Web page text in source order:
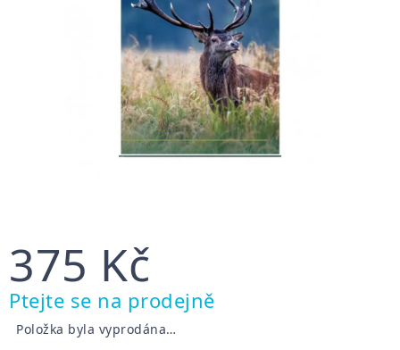
375 Kč
Měrná
cena:
Ptejte se na prodejně
Položka byla vyprodána…